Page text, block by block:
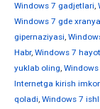
Windows 7 gadjetlari,
Windows 7 gde
gipernaziyasi,
Habr, Windows 7
yuklab oling,
Internetga kirish
qoladi, Windows 7